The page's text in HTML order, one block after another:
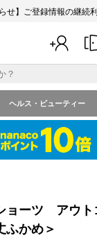
せ】ご登録情報の継続
ヘルス・ビューティー
ョーツ アウト
ふかめ＞